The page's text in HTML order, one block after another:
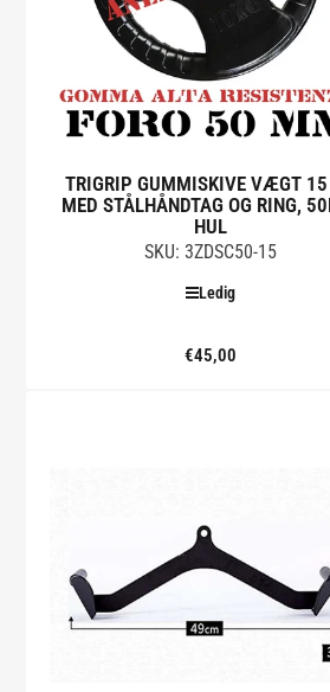
TRIGRIP GUMMISKIVE VÆGT 15
MED STÅLHÅNDTAG OG RING,
HUL
SKU: 3ZDSC50-15
Ledig
Standard
€45,00